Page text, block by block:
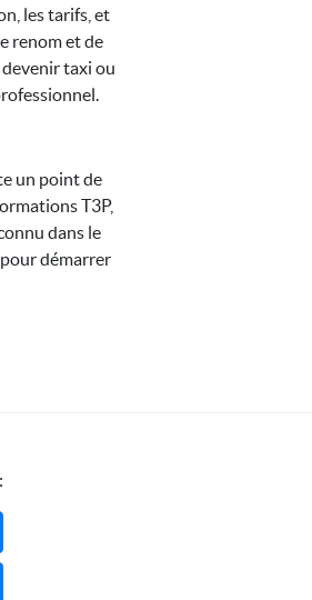
les tarifs, et
renom et de
taxi ou
un point de
T3P,
dans le
démarrer